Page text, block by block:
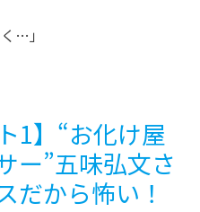
…」
1】“お化け屋
ー”五味弘文さ
だから怖い！